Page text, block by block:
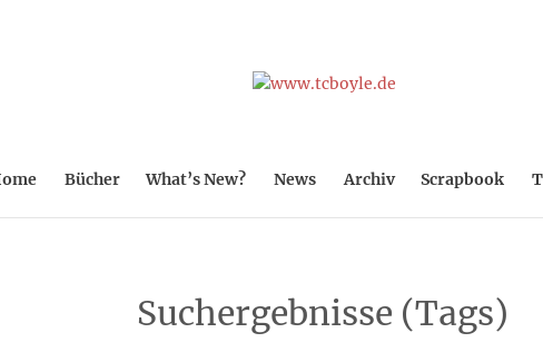
Bücher What’s New? News Archiv Scrapbook
Suchergebnisse (Tags)